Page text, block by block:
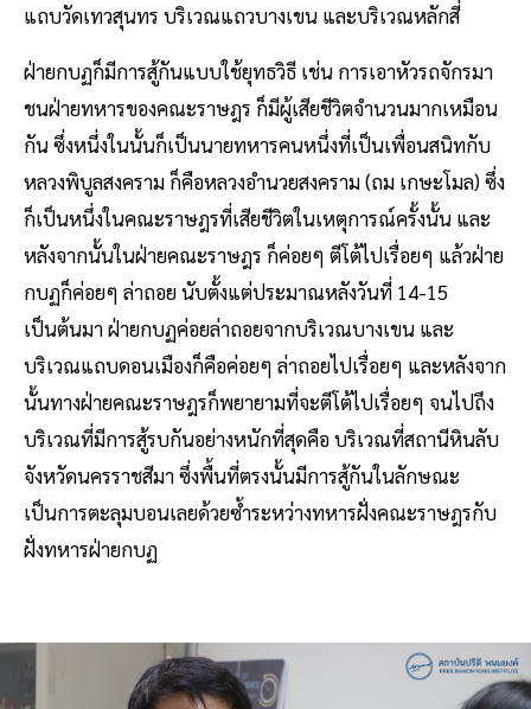
แถบวัดเทวสุนทร บริเวณแถวบางเขน และบริเวณหลักสี่
ฝ่ายกบฏก็มีการสู้กันแบบใช้ยุทธวิธี เช่น การเอาหัวรถจักรมา
ชนฝ่ายทหารของคณะราษฎร ก็มีผู้เสียชีวิตจำนวนมากเหมือน
กัน ซึ่งหนึ่งในนั้นก็เป็นนายทหารคนหนึ่งที่เป็นเพื่อนสนิทกับ
หลวงพิบูลสงคราม ก็คือหลวงอำนวยสงคราม (ถม เกษะโมล) ซึ่ง
ก็เป็นหนึ่งในคณะราษฎรที่เสียชีวิตในเหตุการณ์ครั้งนั้น และ
หลังจากนั้นในฝ่ายคณะราษฎร ก็ค่อยๆ ตีโต้ไปเรื่อยๆ แล้วฝ่าย
กบฏก็ค่อยๆ ล่าถอย นับตั้งแต่ประมาณหลังวันที่ 14-15
เป็นต้นมา ฝ่ายกบฏค่อยล่าถอยจากบริเวณบางเขน และ
บริเวณแถบดอนเมืองก็คือค่อยๆ ล่าถอยไปเรื่อยๆ และหลังจาก
นั้นทางฝ่ายคณะราษฎรก็พยายามที่จะตีโต้ไปเรื่อยๆ จนไปถึง
บริเวณที่มีการสู้รบกันอย่างหนักที่สุดคือ บริเวณที่สถานีหินลับ
จังหวัดนครราชสีมา ซึ่งพื้นที่ตรงนั้นมีการสู้กันในลักษณะ
เป็นการตะลุมบอนเลยด้วยซ้ำระหว่างทหารฝั่งคณะราษฎรกับ
ฝั่งทหารฝ่ายกบฏ